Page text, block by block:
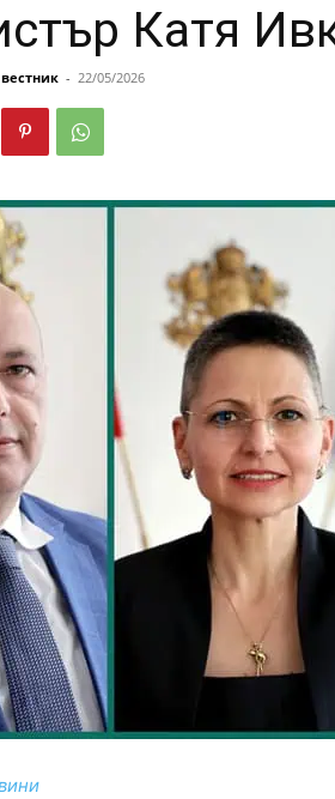
Катя
- 22/05/2026